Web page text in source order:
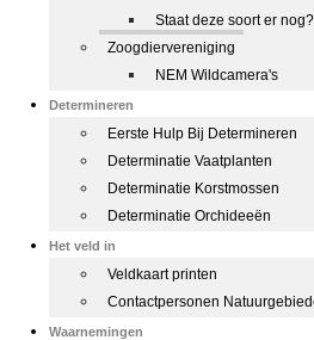
Staat deze soort er nog?
Zoogdiervereniging
NEM Wildcamera's
Determineren
Eerste Hulp Bij Determineren
Determinatie Vaatplanten
Determinatie Korstmossen
Determinatie Orchideeën
Het veld in
Veldkaart printen
Contactpersonen
Waarnemingen